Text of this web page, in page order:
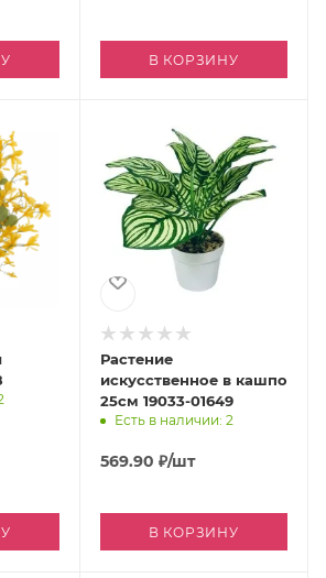
В КОРЗИНУ
Растение
искусственное в кашпо
25см 19033-01649
Есть в наличии: 2
569.90 ₽/шт
В КОРЗИНУ